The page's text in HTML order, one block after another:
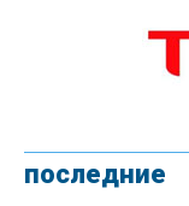
последние